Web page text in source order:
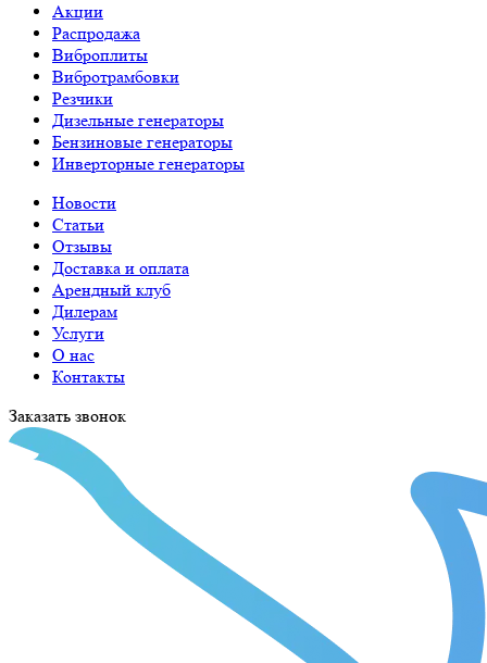
Акции
Распродажа
Виброплиты
Вибротрамбовки
Резчики
Дизельные генераторы
Бензиновые генераторы
Инверторные генераторы
Новости
Статьи
Отзывы
Доставка и оплата
Арендный клуб
Дилерам
Услуги
О нас
Контакты
Заказать звонок